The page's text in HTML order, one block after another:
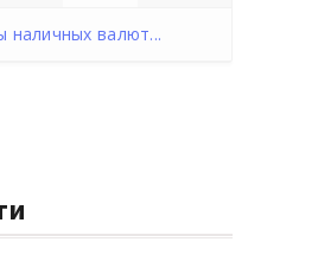
наличных валют...